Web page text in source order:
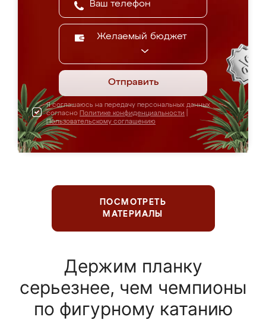
Желаемый бюджет
Отправить
Я соглашаюсь на передачу персональных данных
согласно Политике конфиденциальности
Пользовательскому соглашению
ПОСМОТРЕТЬ
МАТЕРИАЛЫ
Держим планку
серьезнее, чем чемпионы
по фигурному катанию